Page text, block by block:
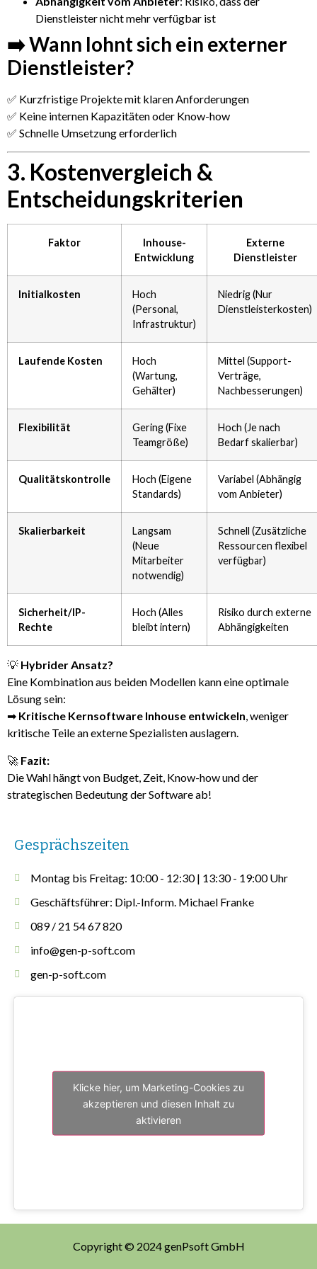
Dienstleister nicht mehr verfügbar ist
➡️ Wann lohnt sich ein externer
Dienstleister?
✅ Kurzfristige Projekte mit klaren Anforderungen
✅ Keine internen Kapazitäten oder Know-how
✅ Schnelle Umsetzung erforderlich
3. Kostenvergleich &
Entscheidungskriterien
Faktor
Inhouse-
Entwicklung
Externe
Dienstleister
Initialkosten
Hoch
(Personal,
Infrastruktur)
Niedrig (Nur
Dienstleisterkosten)
Laufende Kosten
Hoch
(Wartung,
Gehälter)
Mittel (Support-
Verträge,
Nachbesserungen)
Flexibilität
Gering (Fixe
Teamgröße)
Hoch (Je nach
Bedarf skalierbar)
Qualitätskontrolle
Hoch (Eigene
Standards)
Variabel (Abhängig
vom Anbieter)
Skalierbarkeit
Langsam
(Neue
Mitarbeiter
notwendig)
Schnell (Zusätzliche
Ressourcen flexibel
verfügbar)
Sicherheit/IP-
Rechte
Hoch (Alles
bleibt intern)
Risiko durch externe
Abhängigkeiten
💡 Hybrider Ansatz?
Eine Kombination aus beiden Modellen kann eine optimale
Lösung sein:
➡ Kritische Kernsoftware Inhouse entwickeln, weniger
kritische Teile an externe Spezialisten auslagern.
🚀 Fazit:
Die Wahl hängt von Budget, Zeit, Know-how und der
strategischen Bedeutung der Software ab!
Gesprächszeiten
Montag bis Freitag: 10:00 - 12:30 | 13:30 - 19:00 Uhr
Geschäftsführer: Dipl.-Inform. Michael Franke
089 / 21 54 67 820
info@gen-p-soft.com
gen-p-soft.com
Klicke hier, um Marketing-Cookies zu
akzeptieren und diesen Inhalt zu
aktivieren
Copyright © 2024 genPsoft GmbH